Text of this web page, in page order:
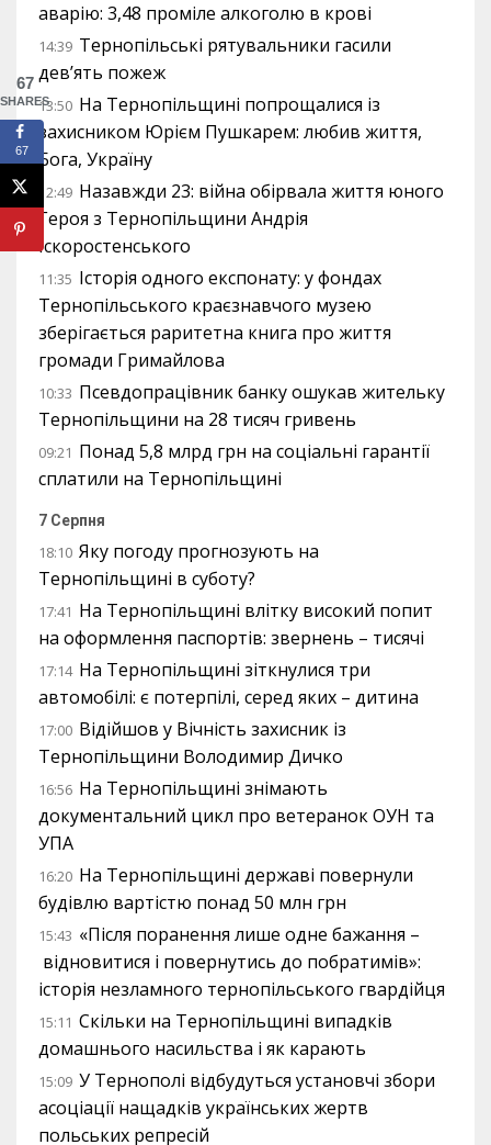
аварію: 3,48 проміле алкоголю в крові
14:39 Тернопільські рятувальники гасили
дев’ять пожеж
13:50 На Тернопільщині попрощалися із
захисником Юрієм Пушкарем: любив життя,
Бога, Україну
12:49 Назавжди 23: війна обірвала життя юного
Героя з Тернопільщини Андрія
Іскоростенського
11:35 Історія одного експонату: у фондах
Тернопільського краєзнавчого музею
зберігається раритетна книга про життя
громади Гримайлова
10:33 Псевдопрацівник банку ошукав жительку
Тернопільщини на 28 тисяч гривень
09:21 Понад 5,8 млрд грн на соціальні гарантії
сплатили на Тернопільщині
7 Серпня
18:10 Яку погоду прогнозують на
Тернопільщині в суботу?
17:41 На Тернопільщині влітку високий попит
на оформлення паспортів: звернень – тисячі
17:14 На Тернопільщині зіткнулися три
автомобілі: є потерпілі, серед яких – дитина
17:00 Відійшов у Вічність захисник із
Тернопільщини Володимир Дичко
16:56 На Тернопільщині знімають
документальний цикл про ветеранок ОУН та
УПА
16:20 На Тернопільщині державі повернули
будівлю вартістю понад 50 млн грн
15:43 «Після поранення лише одне бажання –
відновитися і повернутись до побратимів»:
історія незламного тернопільського гвардійця
15:11 Скільки на Тернопільщині випадків
домашнього насильства і як карають
15:09 У Тернополі відбудуться установчі збори
асоціації нащадків українських жертв
польських репресій
67
SHARES
67